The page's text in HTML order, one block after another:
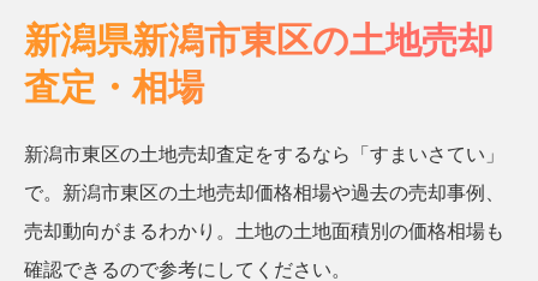
不動産売却の基本
マンション売却査定
土地売却査定
一戸建て売却査定
新潟県新潟市東区の土地売却
査定・相場
新潟市東区の土地売却査定をするなら「すまいさてい」
で。新潟市東区の土地売却価格相場や過去の売却事例、
売却動向がまるわかり。土地の土地面積別の価格相場も
確認できるので参考にしてください。